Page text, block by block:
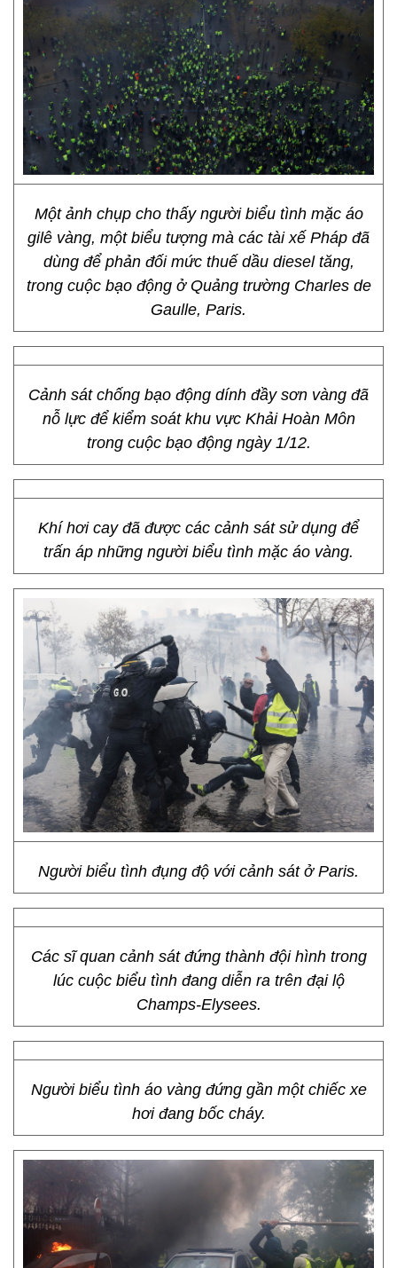
Một ảnh chụp cho thấy người biểu tình mặc áo
gilê vàng, một biểu tượng mà các tài xế Pháp đã
dùng để phản đối mức thuế dầu diesel tăng,
trong cuộc bạo động ở Quảng trường Charles de
Gaulle, Paris.
Cảnh sát chống bạo động dính đầy sơn vàng đã
nỗ lực để kiểm soát khu vực Khải Hoàn Môn
trong cuộc bạo động ngày 1/12.
Khí hơi cay đã được các cảnh sát sử dụng để
trấn áp những người biểu tình mặc áo vàng.
Người biểu tình đụng độ với cảnh sát ở Paris.
Các sĩ quan cảnh sát đứng thành đội hình trong
lúc cuộc biểu tình đang diễn ra trên đại lộ
Champs-Elysees.
Người biểu tình áo vàng đứng gần một chiếc xe
hơi đang bốc cháy.